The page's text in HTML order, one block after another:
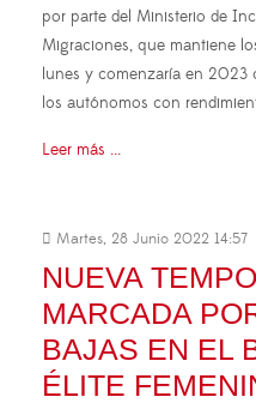
por parte del Ministerio de
Migraciones, que mantiene
lunes y comenzaría en 2023
los autónomos con
Leer más ...
Martes, 28 Junio 2022 14:57
NUEVA
MARCADA
BAJAS EN EL
ÉLITE